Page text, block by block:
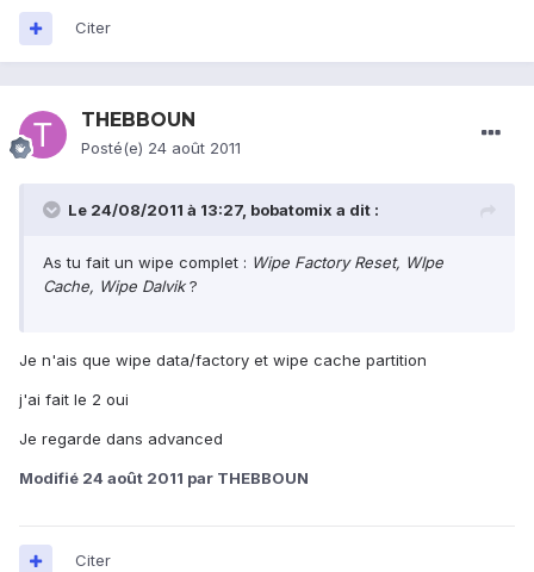
Citer
THEBBOUN
Posté(e) 24 août 2011
Le 24/08/2011 à 13:27, bobatomix a dit :
As tu fait un wipe complet : Wipe Factory Reset, WIpe
Cache, Wipe Dalvik?
Je n'ais que wipe data/factory et wipe cache partition
j'ai fait le 2 oui
Je regarde dans advanced
Modifié 24 août 2011 par THEBBOUN
Citer